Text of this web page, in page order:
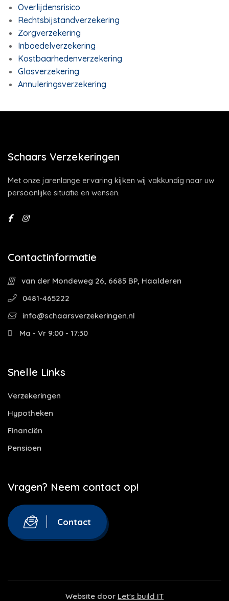
Overlijdensrisico
Rechtsbijstandverzekering
Zorgverzekering
Inboedelverzekering
Kostbaarhedenverzekering
Glasverzekering
Annuleringsverzekering
Schaars Verzekeringen
Met onze jarenlange ervaring kijken wij vakkundig naar uw
persoonlijke situatie en wensen.
Contactinformatie
van der Mondeweg 26, 6685 BP, Haalderen
0481-465222
info@schaarsverzekeringen.nl
Ma - Vr 9:00 - 17:30
Snelle Links
Verzekeringen
Hypotheken
Financiën
Pensioen
Vragen? Neem contact op!
Contact
Website door Let's build IT